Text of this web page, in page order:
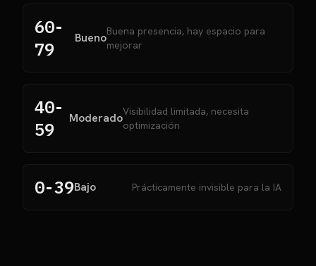
60-
79
BuenoBuena presencia, hay espacio para
mejorar
40-
59
ModeradoVisibilidad limitada, necesita
optimización
0-39Bajo Prácticamente invisible para la IA